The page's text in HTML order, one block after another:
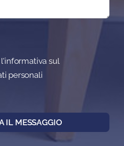
sul
personali
IL MESSAGGIO